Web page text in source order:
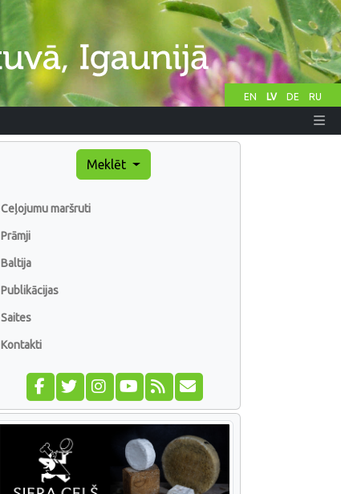
EN LV DE RU
Meklēt
Ceļojumu maršruti
Prāmji
Baltija
Publikācijas
Saites
Kontakti